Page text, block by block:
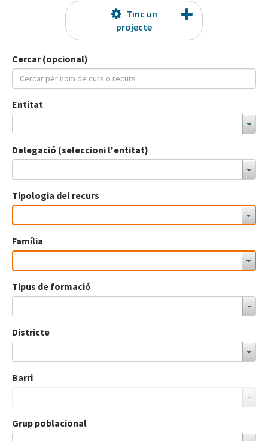
Tinc un
projecte
Cercar (opcional)
Entitat
Delegació (seleccioni l'entitat)
Tipologia del recurs
Família
Tipus de formació
Districte
Barri
Grup poblacional